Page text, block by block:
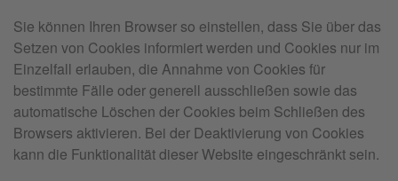
Sie können Ihren Browser so einstellen, dass Sie über das
Setzen von Cookies informiert werden und Cookies nur im
Einzelfall erlauben, die Annahme von Cookies für
bestimmte Fälle oder generell ausschließen sowie das
automatische Löschen der Cookies beim Schließen des
Browsers aktivieren. Bei der Deaktivierung von Cookies
kann die Funktionalität dieser Website eingeschränkt sein.